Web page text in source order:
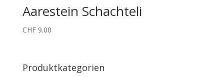
Aarestein Schachteli
CHF9.00
Produktkategorien